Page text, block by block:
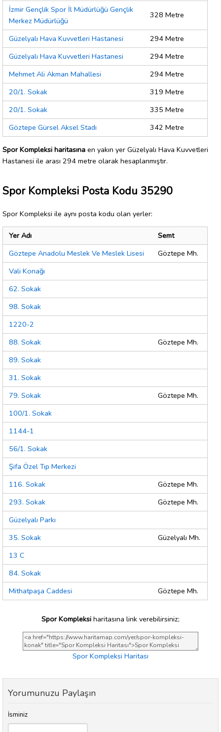
İzmir Gençlik Spor İl Müdürlüğü Gençlik
Merkez Müdürlüğü
328 Metre
Güzelyalı Hava Kuvvetleri Hastanesi
294 Metre
Güzelyalı Hava Kuvvetleri Hastanesi
294 Metre
Mehmet Ali Akman Mahallesi
294 Metre
20/1. Sokak
319 Metre
20/1. Sokak
335 Metre
Göztepe Gürsel Aksel Stadı
342 Metre
Spor Kompleksi haritasına en yakın yer Güzelyalı Hava Kuvvetleri
Hastanesi ile arası 294 metre olarak hesaplanmıştır.
Spor Kompleksi Posta Kodu 35290
Spor Kompleksi ile aynı posta kodu olan yerler:
Yer Adı
Semt
Göztepe Anadolu Meslek Ve Meslek Lisesi
Göztepe Mh.
Vali Konağı
62. Sokak
98. Sokak
1220-2
88. Sokak
Göztepe Mh.
89. Sokak
31. Sokak
79. Sokak
Göztepe Mh.
100/1. Sokak
1144-1
56/1. Sokak
Şifa Özel Tıp Merkezi
116. Sokak
Göztepe Mh.
293. Sokak
Göztepe Mh.
Güzelyalı Parkı
35. Sokak
Güzelyalı Mh.
13 C
84. Sokak
Mithatpaşa Caddesi
Göztepe Mh.
Spor Kompleksi haritasına link verebilirsiniz;
Spor Kompleksi Haritası
Yorumunuzu Paylaşın
İsminiz